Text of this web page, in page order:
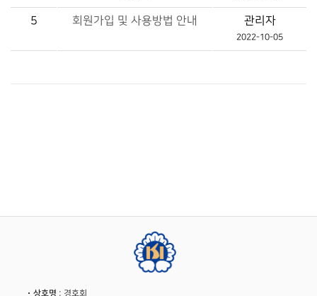
5 회원가입 및 사용방법 안내 관리자
2022-10-05
상호명 : 경호회